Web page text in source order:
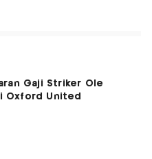
Gaji Striker Ole
Oxford United